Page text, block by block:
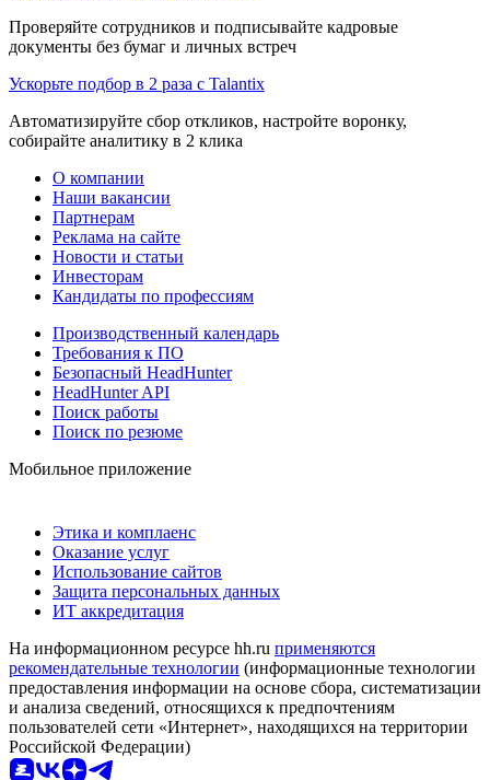
Проверяйте сотрудников и подписывайте кадровые
документы без бумаг и личных встреч
Ускорьте подбор в 2 раза с Talantix
Автоматизируйте сбор откликов, настройте воронку,
собирайте аналитику в 2 клика
О компании
Наши вакансии
Партнерам
Реклама на сайте
Новости и статьи
Инвесторам
Кандидаты по профессиям
Производственный календарь
Требования к ПО
Безопасный HeadHunter
HeadHunter API
Поиск работы
Поиск по резюме
Мобильное приложение
Этика и комплаенс
Оказание услуг
Использование сайтов
Защита персональных данных
ИТ аккредитация
На информационном ресурсе hh.ru применяются
рекомендательные технологии (информационные технологии
предоставления информации на основе сбора, систематизации
и анализа сведений, относящихся к предпочтениям
пользователей сети «Интернет», находящихся на территории
Российской Федерации)